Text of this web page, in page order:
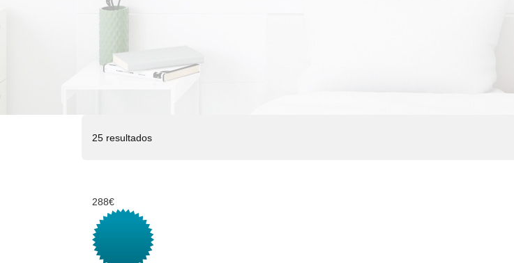
25 resultados
288€